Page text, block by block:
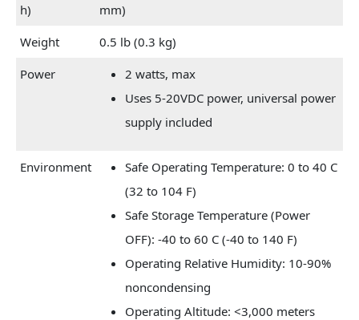
h)
mm)
Weight
0.5 lb (0.3 kg)
Power
2 watts, max
Uses 5-20VDC power, universal power
supply included
Environment
Safe Operating Temperature: 0 to 40 C
(32 to 104 F)
Safe Storage Temperature (Power
OFF): -40 to 60 C (-40 to 140 F)
Operating Relative Humidity: 10-90%
noncondensing
Operating Altitude: <3,000 meters